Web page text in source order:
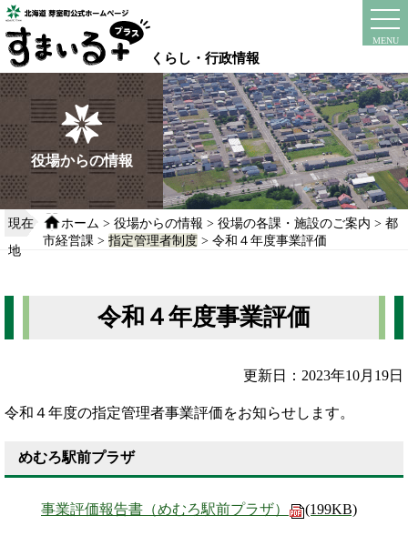
本
文
へ
移
動
る
くらし・行政情報
MENU
instagram
役場からの情報
現在
地
ホーム > 役場からの情報 > 役場の各課・施設のご案内 > 都
市経営課 > 指定管理者制度> 令和４年度事業評価
令和４年度事業評価
更新日：2023年10月19日
令和４年度の指定管理者事業評価をお知らせします。
めむろ駅前プラザ
事業評価報告書（めむろ駅前プラザ） (199KB)